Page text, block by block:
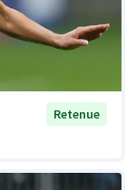
Retenue